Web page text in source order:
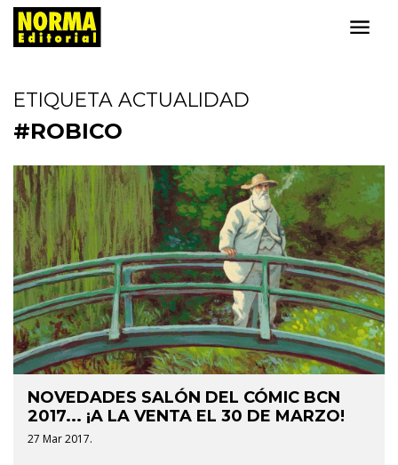
ETIQUETA ACTUALIDAD
#ROBICO
NOVEDADES SALÓN DEL CÓMIC BCN
2017... ¡A LA VENTA EL 30 DE MARZO!
27 Mar 2017.